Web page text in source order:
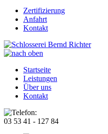
Zertifizierung
Anfahrt
Kontakt
Startseite
Leistungen
Über uns
Kontakt
03 53 41 - 127 84